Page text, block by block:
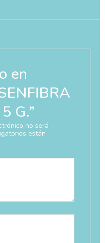
en
G.”
no será
están